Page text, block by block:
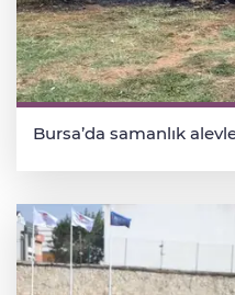
Bursa’da samanlık